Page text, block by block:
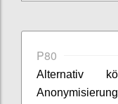
P80
Alternativ